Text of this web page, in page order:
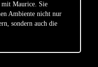
Maurice. Sie
Ambiente nicht nur
sondern auch die